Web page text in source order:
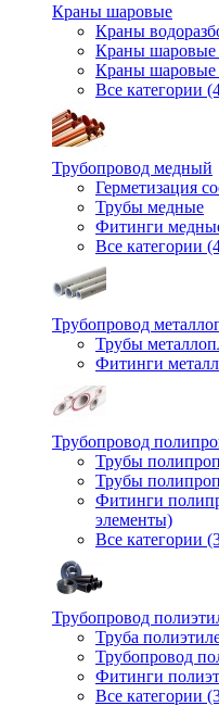
Краны шаровые
Краны
Краны шаровые
Краны шаровые
Все категории
Трубопровод медный
Герметизация
Трубы медные
Фитинги
Все категории
Трубопровод
Трубы
Фитинги
Трубопровод
Трубы
Трубы
Фитинги
элементы)
Все категории
Трубопровод
Труба
Трубопровод
Фитинги
Все категории